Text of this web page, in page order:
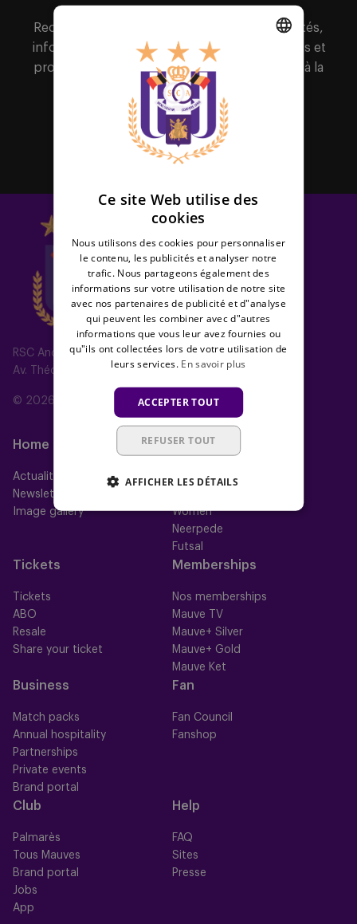
RSC Anderlecht
Av. Théo Verbeeck 2, 1070 Anderlecht, Belgium
© 2026 RSC Anderlecht
Home
Actualités
Newsletter
Image gallery
Équipes
Équipe première
Women
Neerpede
Futsal
Tickets
Tickets
ABO
Resale
Share your ticket
Memberships
Nos memberships
Mauve TV
Mauve+ Silver
Mauve+ Gold
Mauve Ket
Business
Match packs
Annual hospitality
Partnerships
Private events
Brand portal
Fan
Fan Council
Fanshop
Club
Palmarès
Tous Mauves
Brand portal
Jobs
App
Help
FAQ
Sites
Presse
Recevez en avant-première toutes les actualités,
informations sur les tickets, sortie des maillots et
promotions intéressantes en vous inscrivant à la
newsletter.
S'abonner
Ce site Web utilise des
cookies
Nous utilisons des cookies pour personnaliser
le contenu, les publicités et analyser notre
trafic. Nous partageons également des
informations sur votre utilisation de notre site
avec nos partenaires de publicité et d"analyse
qui peuvent les combiner avec d"autres
informations que vous leur avez fournies ou
qu"ils ont collectées lors de votre utilisation de
leurs services. En savoir plus
ACCEPTER TOUT
REFUSER TOUT
AFFICHER LES DÉTAILS